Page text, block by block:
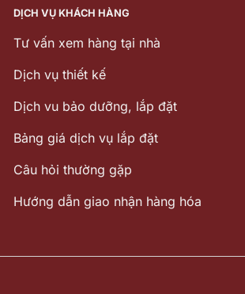
DỊCH VỤ KHÁCH HÀNG
Tư vấn xem hàng tại nhà
Dịch vụ thiết kế
Dịch vu bảo dưỡng, lắp đặt
Bảng giá dịch vụ lắp đặt
Câu hỏi thường gặp
Hướng dẫn giao nhận hàng hóa